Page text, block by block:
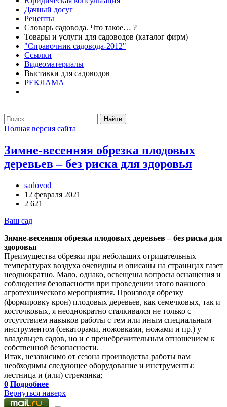
Дачный досуг
Рецепты
Словарь садовода. Что такое… ?
Товары и услуги для садоводов (каталог фирм)
"Справочник садовода-2012"
Ссылки
Видеоматериалы
Выставки для садоводов
РЕКЛАМА
Найти
Полная версия сайта
Зимне-весенняя обрезка плодовых
деревьев – без риска для здоровья
sadovod
12 февраля 2021
2 621
Ваш сад
Зимне-весенняя обрезка плодовых деревьев – без риска для
здоровья
Преимущества обрезки при небольших отрицательных
температурах воздуха очевидны и описаны на страницах газет
неоднократно. Мало, однако, освещены вопросы оснащения и
соблюдения безопасности при проведении этого важного
агротехнического мероприятия. Производя обрезку
(формировку крон) плодовых деревьев, как семечковых, так и
косточковых, я неоднократно сталкивался не только с
отсутствием навыков работы с тем или иным специальным
инструментом (секаторами, ножовками, ножами и пр.) у
владельцев садов, но и с пренебрежительным отношением к
собственной безопасности.
Итак, независимо от сезона производства работы вам
необходимы следующее оборудование и инструменты:
лестница и (или) стремянка;
0 Подробнее
Вернуться наверх